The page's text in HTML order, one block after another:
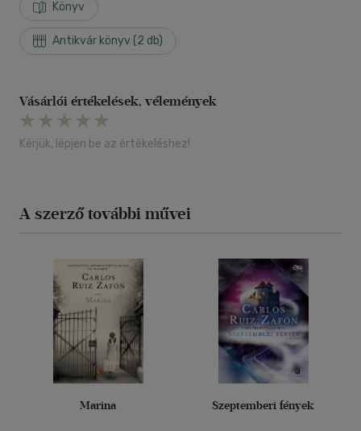
Könyv
Antikvár könyv (2 db)
Vásárlói értékelések, vélemények
Kérjük, lépjen be az értékeléshez!
A szerző további művei
Marina Szeptemberi fények